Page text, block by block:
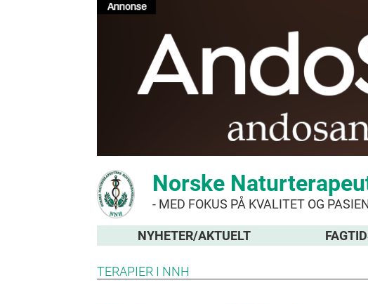
Norske
- MED FOKUS PÅ KVALITET OG
NYHETER/AKTUELT
TERAPIER I NNH